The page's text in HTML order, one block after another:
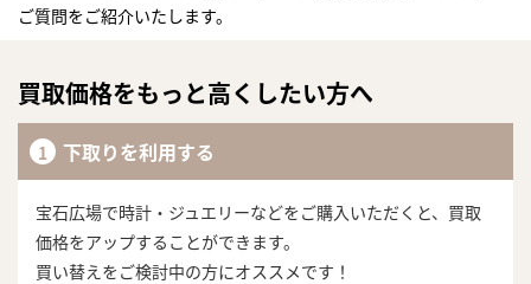
ご質問をご紹介いたします。
買取価格をもっと高くしたい方へ
下取りを利用する
宝石広場で時計・ジュエリーなどをご購入いただくと、買取
価格をアップすることができます。
買い替えをご検討中の方にオススメです！